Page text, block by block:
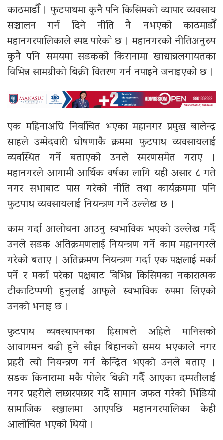
काठमाडौँ । फुटपाथमा कुनै पनि किसिमको व्यापार व्यवसाय
सञ्चालन गर्न दिने नीति नै नभएको काठमाडौँ
महानगरपालिकाले स्पष्ट पारेको छ । महानगरको नीतिअनुरुप
कुनै पनि समयमा सडकको किरानामा खाद्यान्नलगायतका
विभिन्न सामग्रीको बिक्री वितरण गर्न नपाइने जनाइएको छ ।
एक महिनाअघि निर्वाचित भएका महानगर प्रमुख बालेन्द्र
साहले उम्मेदवारी घोषणाकै क्रममा फुटपाथ व्यवसायलाई
व्यवस्थित गर्ने बताएको उनले स्मरणसमेत गराए ।
महानगरले आगामी आर्थिक वर्षका लागि यही असार ८ गते
नगर सभाबाट पास गरेको नीति तथा कार्यक्रममा पनि
फुटपाथ व्यवसायलाई नियन्त्रण गर्ने उल्लेख छ ।
काम गर्दा आलोचना आउनु स्वभाविक भएको उल्लेख गर्दै
उनले सडक अतिक्रमणलाई नियन्त्रण गर्ने काम महानगरले
गरेको बताए । अतिक्रमण नियन्त्रण गर्दा एक पक्षलाई मर्का
पर्ने र मर्का परेका पक्षबाट विभिन्न किसिमका नकारात्मक
टीकाटिप्पणी हुनुलाई आफूले स्वभाविक रुपमा लिएको
उनको भनाइ छ ।
फुटपाथ व्यवस्थापनका हिसाबले अहिले मानिसको
आवागमन बढी हुने साँझ बिहानको समय भएकाले नगर
प्रहरी त्यो नियन्त्रण गर्न केन्द्रित भएको उनले बताए ।
सडक किनारामा मकै पोलेर बिक्री गर्दैै आएका दम्पतीलाई
नगर प्रहरीले लछारपछार गर्दै सामान जफत गरेको भिडियो
सामाजिक सञ्जालमा आएपछि महानगरपालिका केही
आलोचित भएको थियो ।